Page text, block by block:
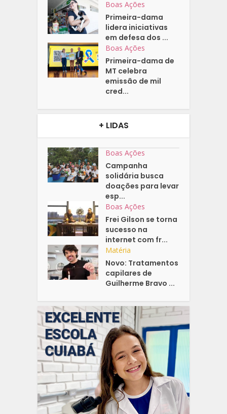
Boas Ações
Primeira-dama
lidera iniciativas
em defesa dos ...
Boas Ações
Primeira-dama de
MT celebra
emissão de mil
cred...
+ LIDAS
Boas Ações
Campanha
solidária busca
doações para levar
esp...
Boas Ações
Frei Gilson se torna
sucesso na
internet com fr...
Matéria
Novo: Tratamentos
capilares de
Guilherme Bravo ...